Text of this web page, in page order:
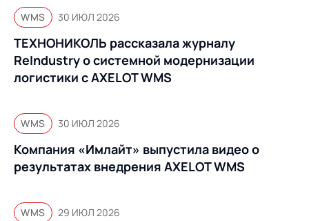
WMS 30 ИЮЛ 2026
ТЕХНОНИКОЛЬ рассказала журналу
ReIndustry о системной модернизации
логистики с AXELOT WMS
WMS 30 ИЮЛ 2026
Компания «Имлайт» выпустила видео о
результатах внедрения AXELOT WMS
WMS 29 ИЮЛ 2026